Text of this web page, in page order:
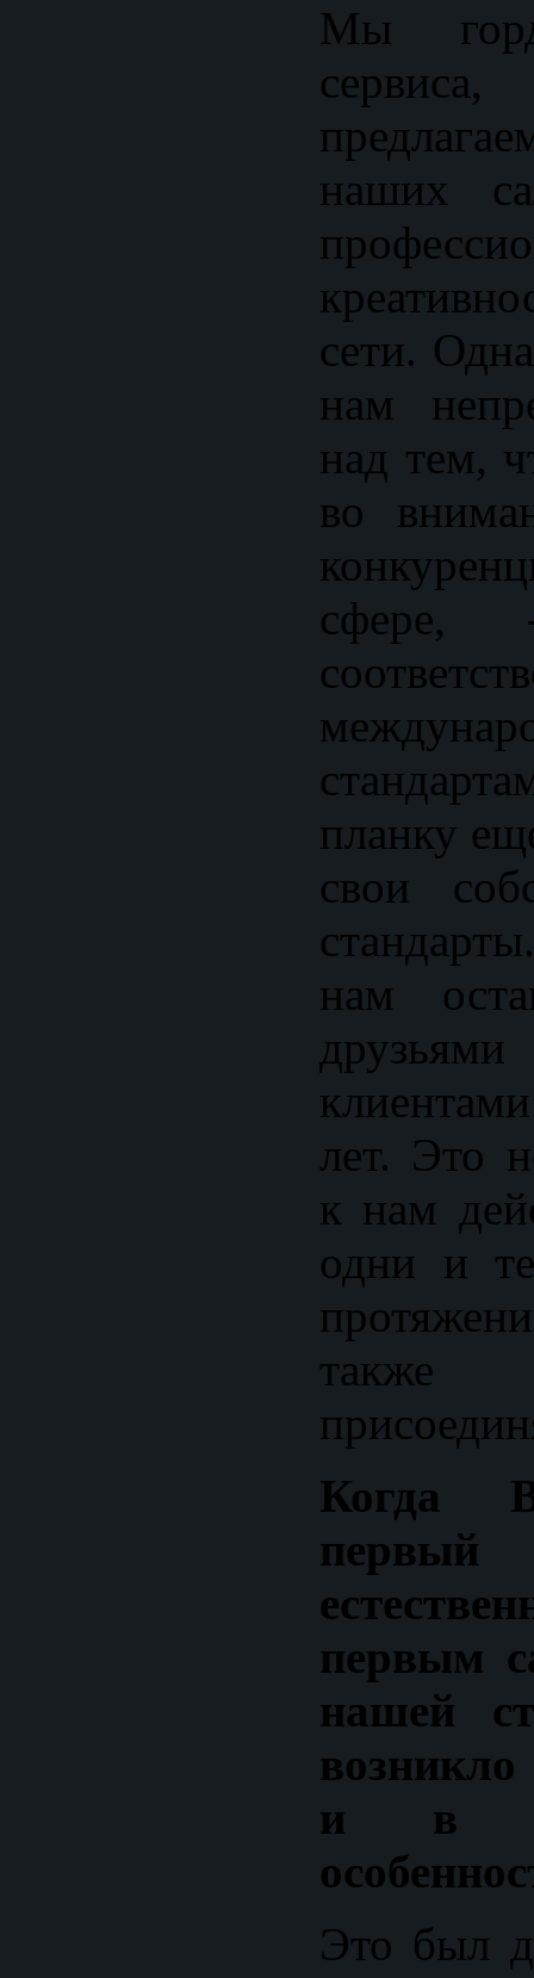
Мы
наших
сети.
нам
над тем,
во
сфере,
планку
свои
нам
лет. Это
к нам
одни и
также
Когда
первым
нашей
и в
Это был